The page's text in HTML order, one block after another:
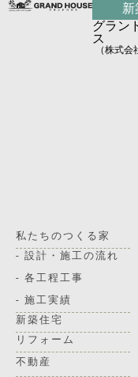
新
グラン
ス
（株式会
私たちのつくる家
- 設計・施工の流れ
- 各工程工事
- 施工実績
新築住宅
リフォーム
不動産